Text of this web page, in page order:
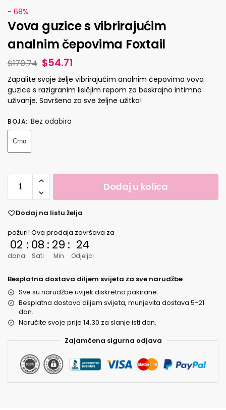
- 68%
Vova guzice s vibrirajućim
analnim čepovima Foxtail
$170.74 $54.71
Zapalite svoje želje vibrirajućim analnim čepovima vova
guzice s razigranim lisičjim repom za beskrajno intimno
uživanje. Savršeno za sve željne užitka!
BOJA: Bez odabira
Crno
Dodaj u kolica
Dodaj na listu želja
požuri! Ova prodaja završava za
02
dana
: 08
Sati
: 29
Min
: 23
Odjeljci
Besplatna dostava diljem svijeta za sve narudžbe
Sve su narudžbe uvijek diskretno pakirane.
Besplatna dostava diljem svijeta, munjevita dostava 5-21
dan.
Naručite svoje prije 14.30 za slanje isti dan.
Zajamčena sigurna odjava